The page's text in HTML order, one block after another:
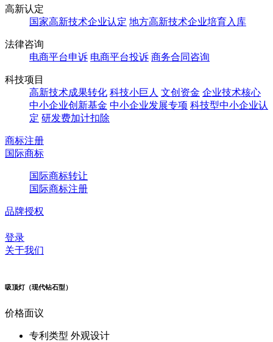
高新认定
国家高新技术企业认定 地方高新技术企业培育入库
法律咨询
电商平台申诉 电商平台投诉 商务合同咨询
科技项目
高新技术成果转化 科技小巨人 文创资金 企业技术核心
中小企业创新基金 中小企业发展专项 科技型中小企业认
定 研发费加计扣除
商标注册
国际商标
国际商标转让
国际商标注册
品牌授权
登录
关于我们
吸顶灯（现代钻石型）
价格面议
专利类型 外观设计